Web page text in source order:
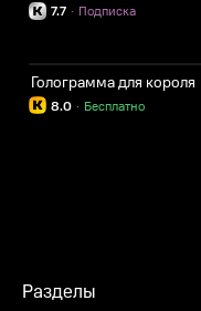
7.7 Подписка
·
Голограмма для короля
8.0 Бесплатно
·
Разделы